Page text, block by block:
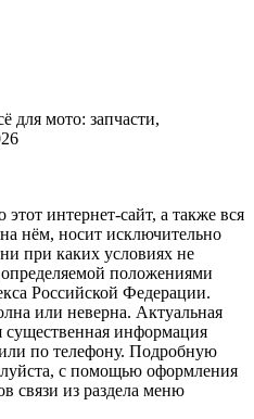
для мото: запчасти,
интернет-сайт, а также вся
нём, носит исключительно
при каких условиях не
положениями
Российской Федерации.
или неверна. Актуальная
существенная информация
по телефону. Подробную
с помощью оформления
связи из раздела меню